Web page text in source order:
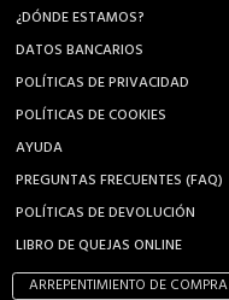
¿DÓNDE ESTAMOS?
DATOS BANCARIOS
POLÍTICAS DE PRIVACIDAD
POLÍTICAS DE COOKIES
AYUDA
PREGUNTAS FRECUENTES (FAQ)
POLÍTICAS DE DEVOLUCIÓN
LIBRO DE QUEJAS ONLINE
ARREPENTIMIENTO DE COMPRA